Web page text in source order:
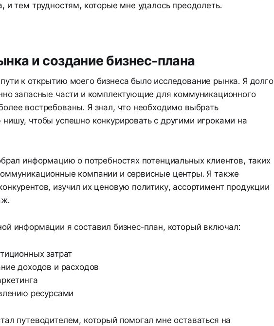
и тем трудностям, которые мне удалось преодолеть.
и создание бизнес-плана
к открытию моего бизнеса было исследование рынка. Я долго
запасные части и комплектующие для коммуникационного
востребованы. Я знал, что необходимо выбрать
нишу, чтобы успешно конкурировать с другими игроками на
информацию о потребностях потенциальных клиентов, таких
компании и сервисные центры. Я также
изучил их ценовую политику, ассортимент продукции
информации я составил бизнес-план, который включал:
затрат
доходов и расходов
ресурсами
путеводителем, который помогал мне оставаться на